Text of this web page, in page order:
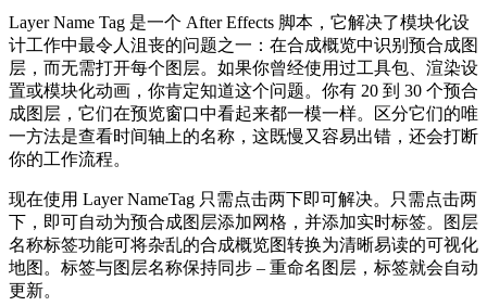
Layer Name Tag 是一个 After Effects 脚本，它解决了模块化设
计工作中最令人沮丧的问题之一：在合成概览中识别预合成图
层，而无需打开每个图层。如果你曾经使用过工具包、渲染设
置或模块化动画，你肯定知道这个问题。你有 20 到 30 个预合
成图层，它们在预览窗口中看起来都一模一样。区分它们的唯
一方法是查看时间轴上的名称，这既慢又容易出错，还会打断
你的工作流程。
现在使用 Layer NameTag 只需点击两下即可解决。只需点击两
下，即可自动为预合成图层添加网格，并添加实时标签。图层
名称标签功能可将杂乱的合成概览图转换为清晰易读的可视化
地图。标签与图层名称保持同步 – 重命名图层，标签就会自动
更新。